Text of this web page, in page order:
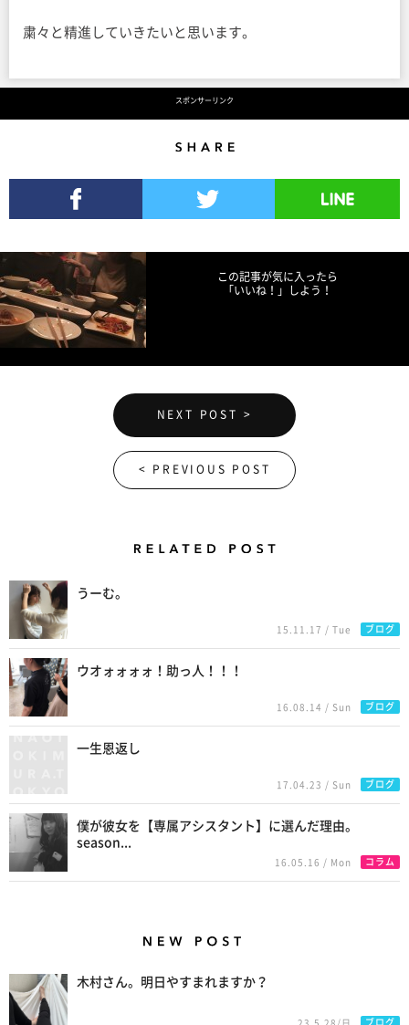
粛々と精進していきたいと思います。
スポンサーリンク
この記事が気に入ったら
「いいね！」しよう！
NEXT POST >
< PREVIOUS POST
うーむ。
15.11.17 / Tue ブログ
ウオォォォォ！助っ人！！！
16.08.14 / Sun ブログ
一生恩返し
17.04.23 / Sun ブログ
僕が彼女を【専属アシスタント】に選んだ理由。
season...
16.05.16 / Mon コラム
木村さん。明日やすまれますか？
23.5.28/日 ブログ